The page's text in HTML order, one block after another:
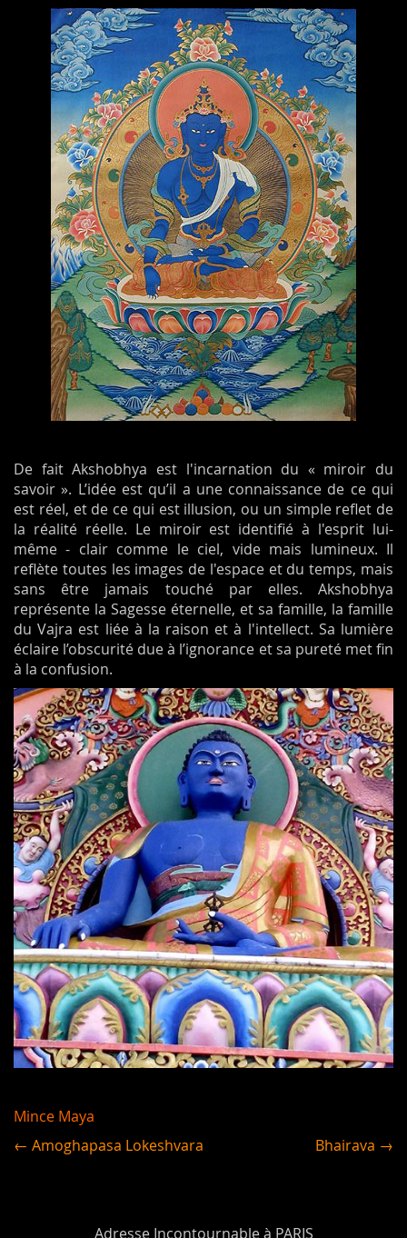
De fait Akshobhya est l'incarnation du « miroir du
savoir ». L’idée est qu’il a une connaissance de ce qui
est réel, et de ce qui est illusion, ou un simple reflet de
la réalité réelle. Le miroir est identifié à l'esprit lui-
même - clair comme le ciel, vide mais lumineux. Il
reflète toutes les images de l'espace et du temps, mais
sans être jamais touché par elles. Akshobhya
représente la Sagesse éternelle, et sa famille, la famille
du Vajra est liée à la raison et à l'intellect. Sa lumière
éclaire l’obscurité due à l’ignorance et sa pureté met fin
à la confusion.
Mince Maya
← Amoghapasa Lokeshvara
Bhairava →
Adresse Incontournable à PARIS